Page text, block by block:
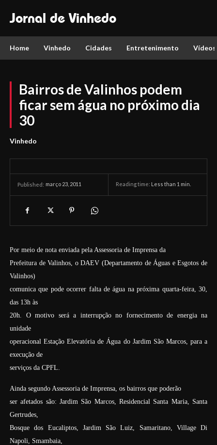
Jornal de Vinhedo
Home Vinhedo Cidades Entretenimento Vídeos
Bairros de Valinhos podem
ficar sem água no próximo dia
30
Vinhedo
Published: março 23, 2011 Reading time: Less than 1 min.
Por meio de nota enviada pela Assessoria de Imprensa da
Prefeitura de Valinhos, o DAEV (Departamento de Águas e Esgotos de
Valinhos)
comunica que pode ocorrer falta de água na próxima quarta-feira, 30,
das 13h às
20h. O motivo será a interrupção no fornecimento de energia na
unidade
operacional Estação Elevatória de Água do Jardim São Marcos, para a
execução de
serviços da CPFL.
Ainda segundo Assessoria de Imprensa, os bairros que poderão
ser afetados são: Jardim São Marcos, Residencial Santa Maria, Santa
Gertrudes,
Bosque dos Eucaliptos, Jardim São Luiz, Samaritano, Village Di
Napoli, Smambaia,